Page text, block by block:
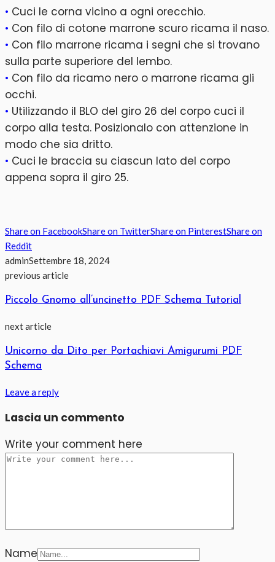
• Cuci le corna vicino a ogni orecchio.
• Con filo di cotone marrone scuro ricama il naso.
• Con filo marrone ricama i segni che si trovano
sulla parte superiore del lembo.
• Con filo da ricamo nero o marrone ricama gli
occhi.
• Utilizzando il BLO del giro 26 del corpo cuci il
corpo alla testa. Posizionalo con attenzione in
modo che sia dritto.
• Cuci le braccia su ciascun lato del corpo
appena sopra il giro 25.
Share on FacebookShare on TwitterShare on PinterestShare on
Reddit
adminSettembre 18, 2024
previous article
Piccolo Gnomo all’uncinetto PDF Schema Tutorial
next article
Unicorno da Dito per Portachiavi Amigurumi PDF
Schema
Leave a reply
Lascia un commento
Write your comment here
Name